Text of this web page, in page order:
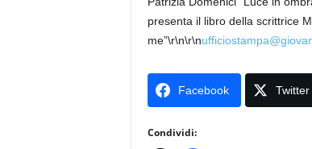
presenta il libro della scrittrice
me”\r\n\r\n
Facebook Twitter
Condividi: